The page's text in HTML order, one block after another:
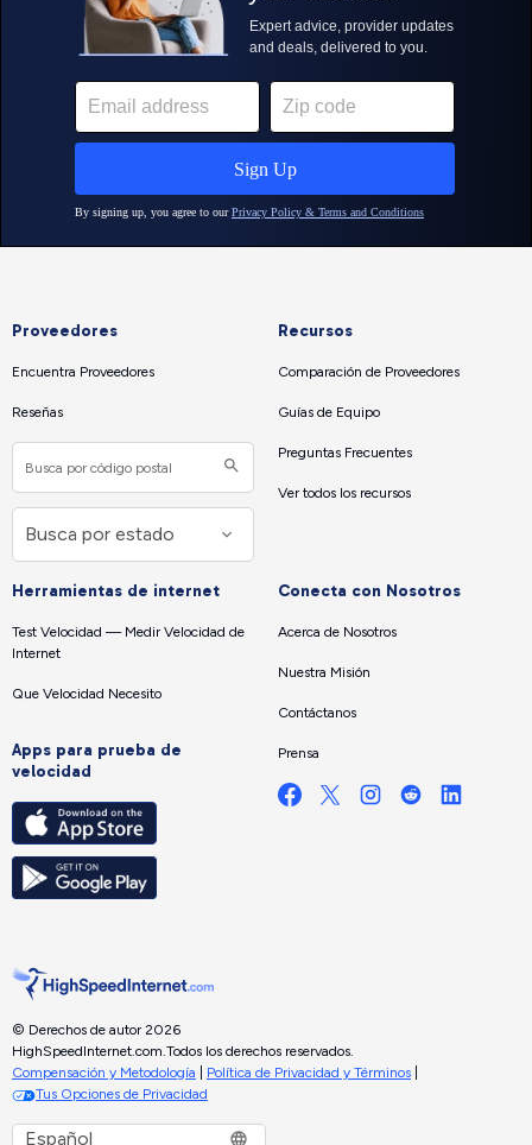
Proveedores
Encuentra Proveedores
Reseñas
Recursos
Comparación de Proveedores
Guías de Equipo
Preguntas Frecuentes
Ver todos los recursos
Herramientas de internet
Test Velocidad — Medir Velocidad de
Internet
Que Velocidad Necesito
Apps para prueba de
velocidad
Conecta con Nosotros
Acerca de Nosotros
Nuestra Misión
Contáctanos
Prensa
© Derechos de autor 2026
HighSpeedInternet.com. Todos los derechos reservados.
Compensación y Metodología
Política de Privacidad y Términos
Tus Opciones de Privacidad